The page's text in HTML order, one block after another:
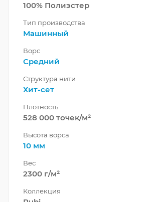
100% Полиэстер
Тип производства
Машинный
Ворс
Средний
Структура нити
Хит-сет
Плотность
528 000 точек/м²
Высота ворса
10 мм
Вес
2300 г/м²
Коллекция